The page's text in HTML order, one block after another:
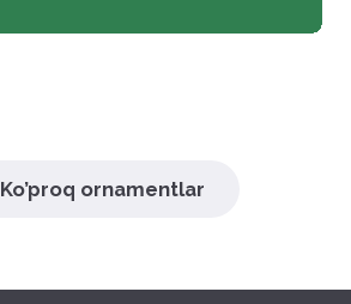
Ko’proq ornamentlar